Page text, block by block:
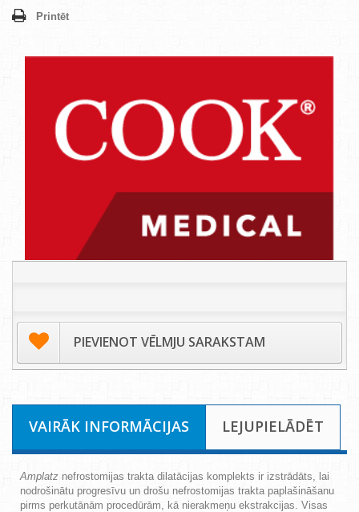
Printēt
PIEVIENOT VĒLMJU SARAKSTAM
VAIRĀK INFORMĀCIJAS LEJUPIELĀDĒT
Amplatz nefrostomijas trakta dilatācijas komplekts ir izstrādāts, lai
nodrošinātu progresīvu un drošu nefrostomijas trakta paplašināšanu
pirms perkutānām procedūrām, kā nierakmeņu ekstrakcijas. Visas